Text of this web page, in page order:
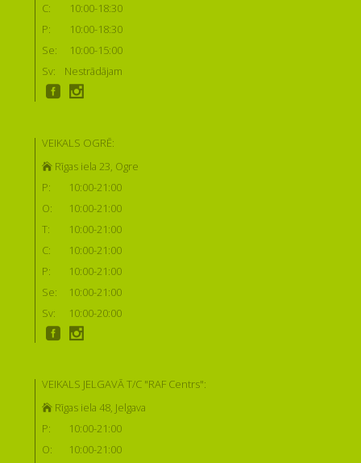
C:
10:00-18:30
P:
10:00-18:30
Se:
10:00-15:00
Sv:
Nestrādājam
VEIKALS OGRĒ:
Rīgas iela 23, Ogre
P:
10:00-21:00
O:
10:00-21:00
T:
10:00-21:00
C:
10:00-21:00
P:
10:00-21:00
Se:
10:00-21:00
Sv:
10:00-20:00
VEIKALS JELGAVĀ T/C "RAF Centrs":
Rīgas iela 48, Jelgava
P:
10:00-21:00
O:
10:00-21:00